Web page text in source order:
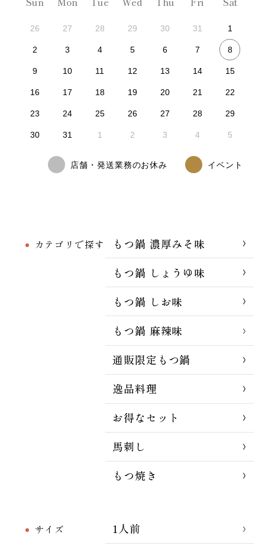
カテゴリで探す
もつ鍋 濃厚みそ味
もつ鍋 しょうゆ味
もつ鍋 しお味
もつ鍋 麻辣味
通販限定もつ鍋
逸品料理
お得なセット
馬刺し
もつ焼き
サイズ
1人前
26 27 28 29 30 31 1
2 3 4 5 6 7 8
9 10 11 12 13 14 15
16 17 18 19 20 21 22
23 24 25 26 27 28 29
30 31 1 2 3 4 5
店舗・発送業務のお休み イベント